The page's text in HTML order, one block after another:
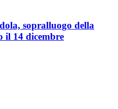
sopralluogo della
il 14 dicembre